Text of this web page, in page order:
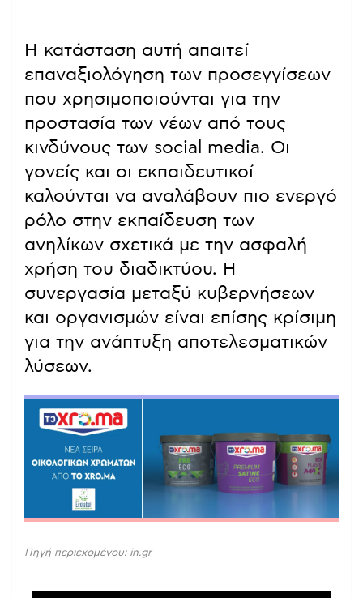
Η κατάσταση αυτή απαιτεί
επαναξιολόγηση των προσεγγίσεων
που χρησιμοποιούνται για την
προστασία των νέων από τους
κινδύνους των social media. Οι
γονείς και οι εκπαιδευτικοί
καλούνται να αναλάβουν πιο ενεργό
ρόλο στην εκπαίδευση των
ανηλίκων σχετικά με την ασφαλή
χρήση του διαδικτύου. Η
συνεργασία μεταξύ κυβερνήσεων
και οργανισμών είναι επίσης κρίσιμη
για την ανάπτυξη αποτελεσματικών
λύσεων.
Πηγή περιεχομένου: in.gr